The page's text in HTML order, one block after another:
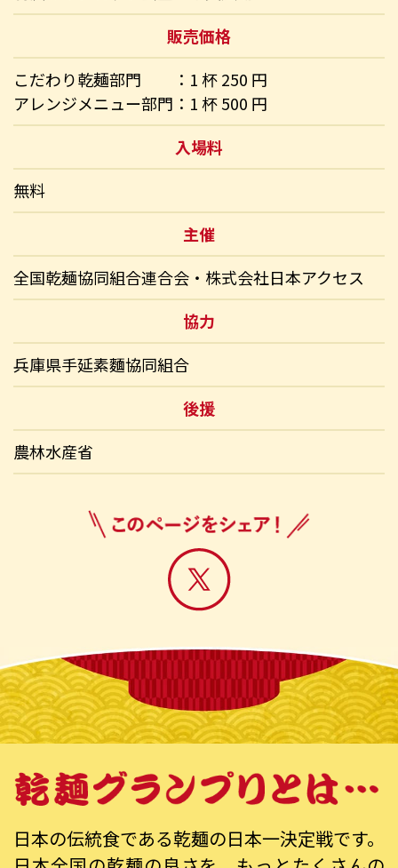
販売価格
こだわり乾麺部門 ：1 杯 250 円
アレンジメニュー部門：1 杯 500 円
入場料
無料
主催
全国乾麺協同組合連合会・株式会社日本アクセス
協力
兵庫県手延素麵協同組合
後援
農林水産省
日本の伝統食である乾麺の日本一決定戦です。